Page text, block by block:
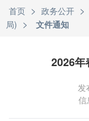
首页 > 政务公开 >
局) > 文件通知
2026年
发
信